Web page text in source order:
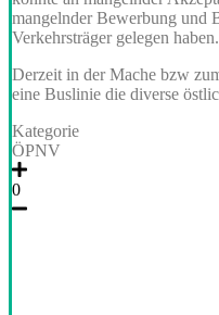
mangelnder Bewerbung und
Verkehrsträger gelegen haben.
Derzeit in der Mache bzw
eine Buslinie die diverse
Kategorie
ÖPNV
0